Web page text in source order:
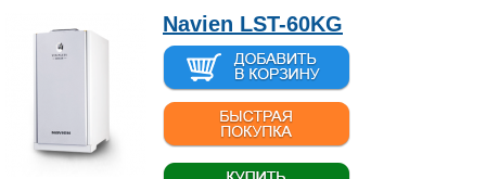
Navien LST-60KG